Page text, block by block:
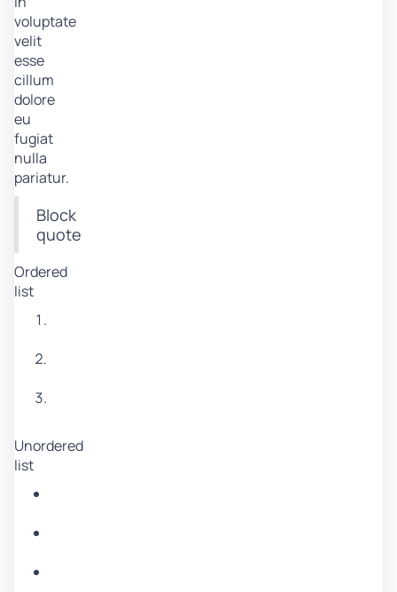
voluptate
velit
esse
cillum
dolore
eu
fugiat
nulla
pariatur.
Block
quote
Ordered
list
Unordered
list